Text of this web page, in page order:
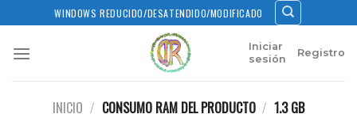
to
content
WINDOWS REDUCIDO/DESATENDIDO/MODIFICADO
Iniciar
sesión
Registro
INICIO / CONSUMO RAM DEL PRODUCTO / 1.3 GB